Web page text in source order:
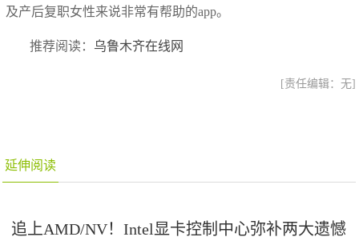
及产后复职女性来说非常有帮助的app。
推荐阅读： 乌鲁木齐在线网
[责任编辑：无]
延伸阅读
追上AMD/NV！Intel显卡控制中心弥补两大遗憾